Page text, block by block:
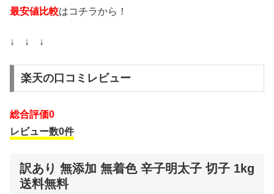
最安値比較はコチラから！
↓ ↓ ↓
楽天の口コミレビュー
総合評価0
レビュー数0件
訳あり 無添加 無着色 辛子明太子 切子 1kg
送料無料